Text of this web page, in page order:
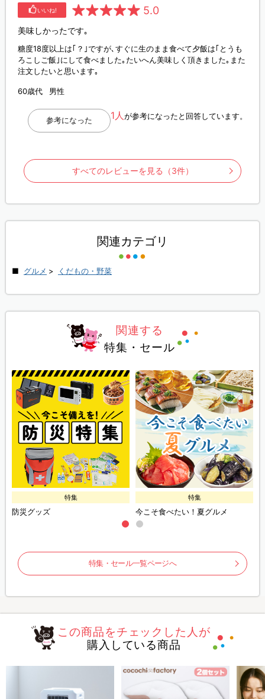
いいね! 5.0
美味しかったです｡
糖度18度以上は｢？｣ですが､すぐに生のまま食べて夕飯は｢とうも
ろこしご飯｣にして食べました｡たいへん美味しく頂きました｡また
注文したいと思います｡
60歳代 男性
1人 が参考になったと回答しています。
参考になった
すべてのレビューを見る（3件）
関連カテゴリ
グルメ > くだもの・野菜
関連する
特集・セール
特集
防災グッズ
特集
今こそ食べたい！夏グルメ
特集・セール一覧ページへ
この商品をチェックした人が
購入している商品